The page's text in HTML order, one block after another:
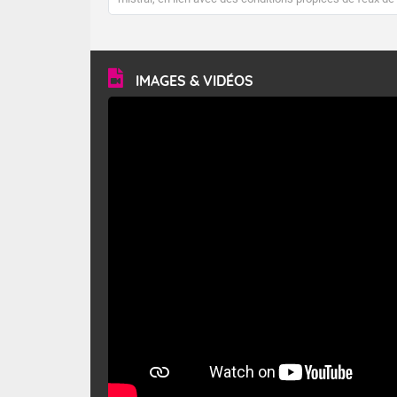
forêt. Mais qu'est-ce que le mistral ? Quelles sont ses
vitesse moyenne de 50 km/h et atteindre 80 à 100 km/h
en rafales, parfois davantage. Il parcourt la basse vallée
du Rhône et la Provence et envahit le littoral
méditerranéen à partir de la Camargue.
IMAGES & VIDÉOS